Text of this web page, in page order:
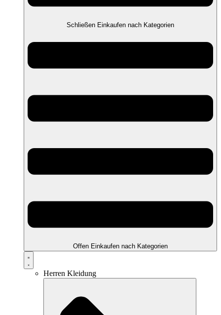
Schließen Einkaufen nach Kategorien
Offen Einkaufen nach Kategorien
Herren Kleidung